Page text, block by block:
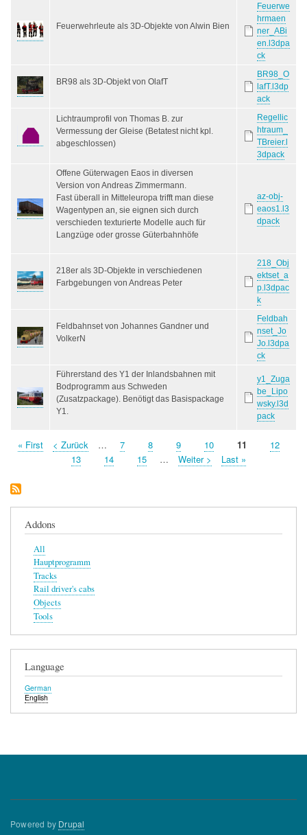
Feuerwehrleute als 3D-Objekte von Alwin Bien
Feuerwe
hrmaen
ner_ABi
en.l3dpa
ck
BR98 als 3D-Objekt von OlafT
BR98_O
lafT.l3dp
ack
Lichtraumprofil von Thomas B. zur
Vermessung der Gleise (Betatest nicht kpl.
abgeschlossen)
Regellic
htraum_
TBreier.l
3dpack
Offene Güterwagen Eaos in diversen
Version von Andreas Zimmermann.
Fast überall in Mitteleuropa trifft man diese
Wagentypen an, sie eignen sich durch
verschieden texturierte Modelle auch für
Langzüge oder grosse Güterbahnhöfe
az-obj-
eaos1.l3
dpack
218er als 3D-Objekte in verschiedenen
Farbgebungen von Andreas Peter
218_Obj
ektset_a
p.l3dpac
k
Feldbahnset von Johannes Gandner und
VolkerN
Feldbah
nset_Jo
Jo.l3dpa
ck
Führerstand des Y1 der Inlandsbahnen mit
Bodprogramm aus Schweden
(Zusatzpackage). Benötigt das Basispackage
Y1.
y1_Zuga
be_Lipo
wsky.l3d
pack
Pagination
First
« First
Previous
< Zurück … Page
7 Page
8 Page
9 Page
10 Page
11 Page
12
Page
13 Page
14 Page
15 …
Next
Weiter >
Last
Last »
Addons
All
Hauptprogramm
Tracks
Rail driver's cabs
Objects
Tools
Language
German
English
Powered by Drupal